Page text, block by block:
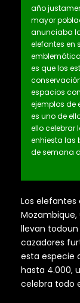
año
mayor
anunciaba
elefantes en
es que los
espacios
ejemplos de
es uno de
ello celebrar
enhiesta las
de semana
Los elefantes
llevan todoun
cazadores
esta especie
hasta 4.000,
celebra todo